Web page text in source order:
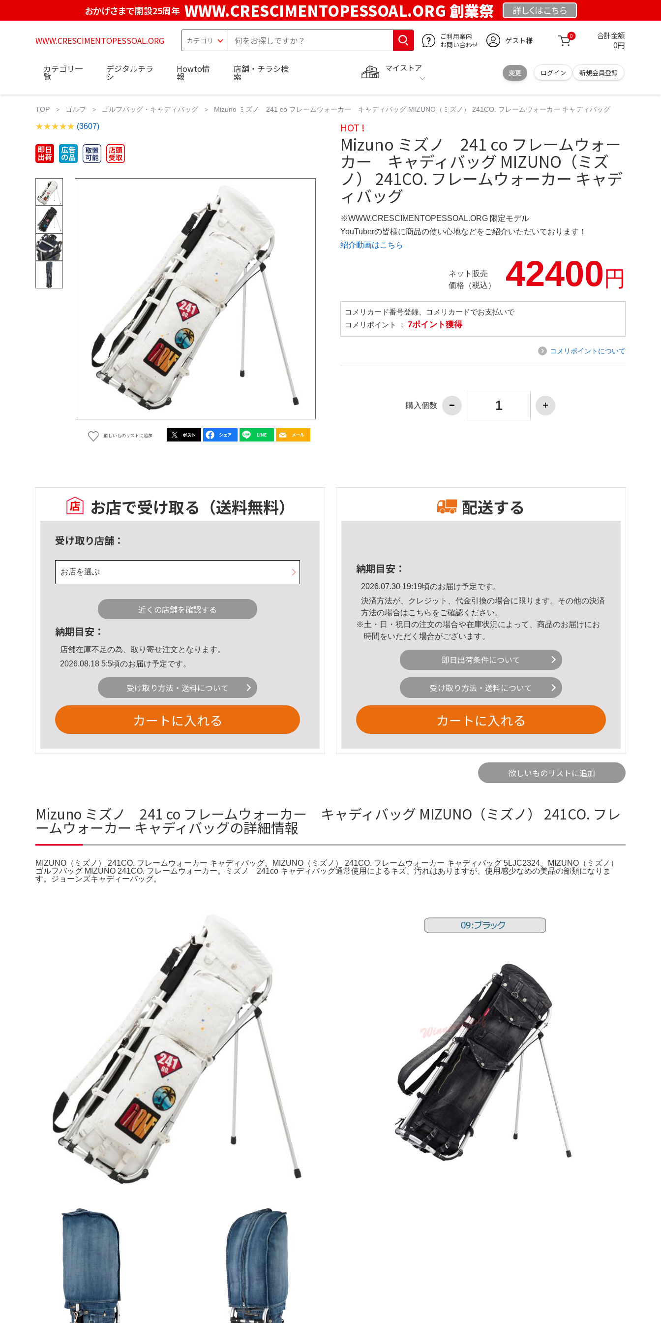
おかげさまで開設25周年 WWW.CRESCIMENTOPESSOAL.ORG 創業祭 詳しくはこちら
WWW.CRESCIMENTOPESSOAL.ORG
ご利用案内
お問い合わせ
ゲスト様 0 合計金額
0円
マイストア
変更 ログイン 新規会員登録
カテゴリ一
覧
デジタルチラ
シ
Howto情
報
店舗・チラシ検
索
TOP ゴルフ ゴルフバッグ・キャディバッグ Mizuno ミズノ 241 co フレームウォーカー キャディバッグ MIZUNO（ミズノ） 241CO. フレームウォーカー キャディバッグ
(3607)
欲しいものリストに追加
HOT !
Mizuno ミズノ 241 co フレームウォー
カー キャディバッグ MIZUNO（ミズ
ノ） 241CO. フレームウォーカー キャデ
ィバッグ
※WWW.CRESCIMENTOPESSOAL.ORG 限定モデル
YouTuberの皆様に商品の使い心地などをご紹介いただいております！
紹介動画はこちら
ネット販売
価格（税込）
42400円
コメリカード番号登録、コメリカードでお支払いで
コメリポイント ： 7ポイント獲得
コメリポイントについて
購入個数
お店で受け取る （送料無料）
受け取り店舗：
お店を選ぶ
近くの店舗を確認する
納期目安：
店舗在庫不足の為、取り寄せ注文となります。
2026.08.18 5:5頃のお届け予定です。
受け取り方法・送料について
カートに入れる
配送する
納期目安：
2026.07.30 19:19頃のお届け予定です。
決済方法が、クレジット、代金引換の場合に限ります。その他の決済
方法の場合はこちら をご確認ください。
※土・日・祝日の注文の場合や在庫状況によって、商品のお届けにお
時間をいただく場合がございます。
即日出荷条件について
受け取り方法・送料について
カートに入れる
欲しいものリストに追加
Mizuno ミズノ 241 co フレームウォーカー キャディバッグ MIZUNO（ミズノ） 241CO. フレ
ームウォーカー キャディバッグの詳細情報
MIZUNO（ミズノ） 241CO. フレームウォーカー キャディバッグ。MIZUNO（ミズノ） 241CO. フレームウォーカー キャディバッグ 5LJC2324。MIZUNO（ミズノ）
ゴルフバッグ MIZUNO 241CO. フレームウォーカー。ミズノ 241co キャディバッグ通常使用によるキズ、汚れはありますが、使用感少なめの美品の部類になりま
す。ジョーンズキャディーバッグ。